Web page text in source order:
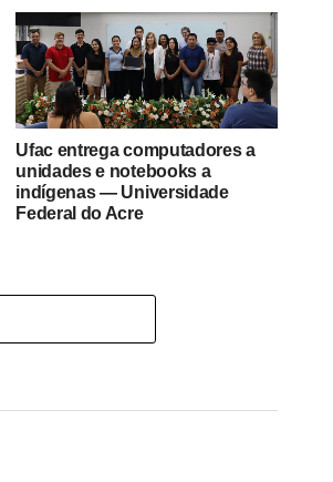
Ufac entrega computadores a
unidades e notebooks a
indígenas — Universidade
Federal do Acre